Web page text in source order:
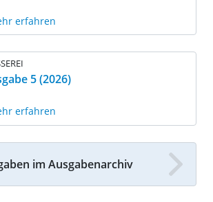
erfahren
5 (2026)
erfahren
im Ausgabenarchiv